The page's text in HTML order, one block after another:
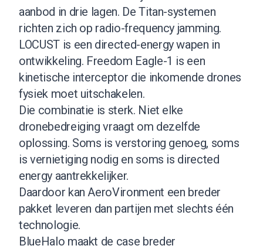
aanbod in drie lagen. De Titan-systemen
richten zich op radio-frequency jamming.
LOCUST is een directed-energy wapen in
ontwikkeling. Freedom Eagle-1 is een
kinetische interceptor die inkomende drones
fysiek moet uitschakelen.
Die combinatie is sterk. Niet elke
dronebedreiging vraagt om dezelfde
oplossing. Soms is verstoring genoeg, soms
is vernietiging nodig en soms is directed
energy aantrekkelijker.
Daardoor kan AeroVironment een breder
pakket leveren dan partijen met slechts één
technologie.
BlueHalo maakt de case breder